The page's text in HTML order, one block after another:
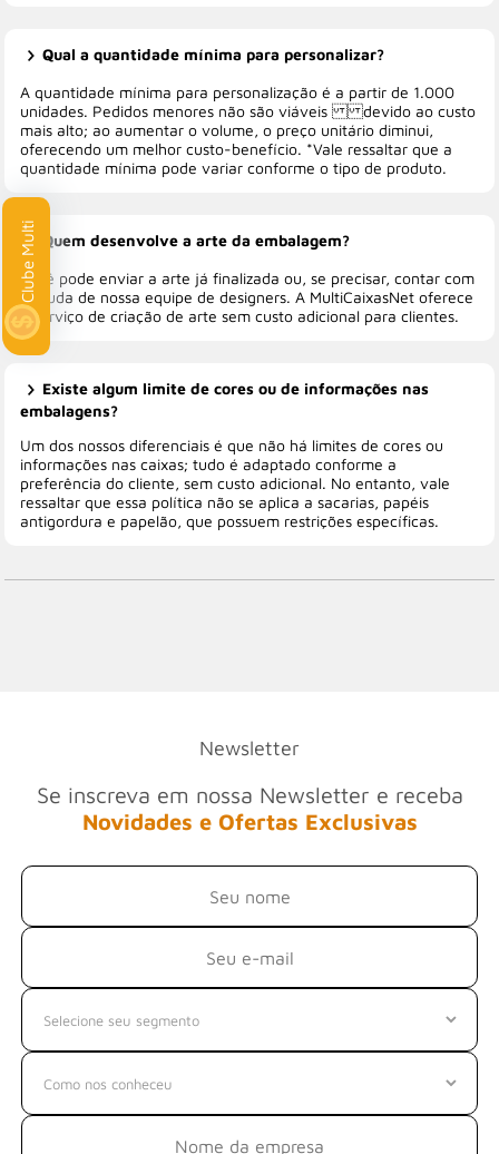
Qual a quantidade mínima para personalizar?
A quantidade mínima para personalização é a partir de 1.000
unidades. Pedidos menores não são viáveis devido ao custo
mais alto; ao aumentar o volume, o preço unitário diminui,
oferecendo um melhor custo-benefício. *Vale ressaltar que a
quantidade mínima pode variar conforme o tipo de produto.
Quem desenvolve a arte da embalagem?
Você pode enviar a arte já finalizada ou, se precisar, contar com
a ajuda de nossa equipe de designers. A MultiCaixasNet oferece
o serviço de criação de arte sem custo adicional para clientes.
Existe algum limite de cores ou de informações nas
embalagens?
Um dos nossos diferenciais é que não há limites de cores ou
informações nas caixas; tudo é adaptado conforme a
preferência do cliente, sem custo adicional. No entanto, vale
ressaltar que essa política não se aplica a sacarias, papéis
antigordura e papelão, que possuem restrições específicas.
Newsletter
Se inscreva em nossa Newsletter e receba
Novidades e Ofertas Exclusivas